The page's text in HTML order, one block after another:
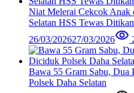
Niat Melerai Cekcok Anak
Selatan HSS Tewas
26/03/202627/03/2026
Bawa 55 Gram Sabu,
Polsek Daha Selatan